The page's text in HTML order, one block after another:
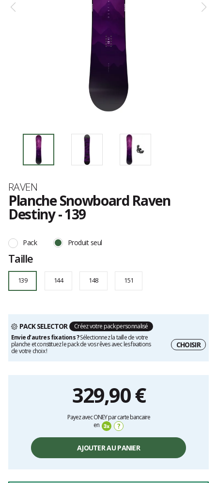
Marque
RAVEN
Planche Snowboard Raven
Destiny - 139
139
clientsPack Produit seul
Taille
139 144 148 151
PACK SELECTOR
Créez votre pack personnalisé
Envie d’autres fixations ?Sélectionnez la taille de votre
planche et constituez le pack de vos rêves avec les fixations
de votre choix !
CHOISIR
329,90 €
Payez avec ONEY par carte bancaire
en
?
AJOUTER AU PANIER